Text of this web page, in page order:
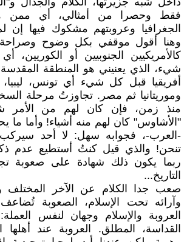
فقط وحصرا من أمثالي، أي ممن
الجغرافيا وعروبتهم مشكوك فيها إن
وهنا أقول موقفي بكل وضوح
كالأمريكيين الجنوبيين أو الكوريين،
شيء، الذي يعنيني هو المنطقة
أفريقيا قبل كل شيء أي تونس، ليبيا،
وموريتانيا ثم مصر. تجاوزتُ مرحلة
منذ زمن، فإن كان لهم من الأمر
"الأشاوس" كان لهم منه أشياء! وأما ما
-العرب-، فجوابه سهل: لا أحد
تنحن! والذي قيل كنتُ أستطيع عدم
ربما يكون ذلك شهادة على صعوبة
التاريخ...
صعب جدا الكلام عن الآخر المختلف
وآرائه تحت الإسلام، الصعوبة
العروبة والإسلام وجهان لنفس العملة:
القداسة، المطلق. العروبة عند أهلها